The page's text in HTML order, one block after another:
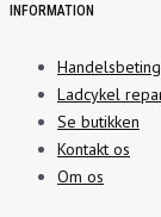
INFORMATION
Ladcykel
Se butikken
Kontakt os
Om os